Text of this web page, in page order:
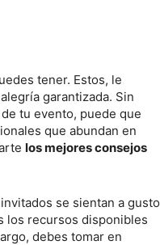
tener. Estos, le
garantizada. Sin
tu evento, puede que
que abundan en
los mejores consejos
se sientan a gusto
los recursos disponibles
debes tomar en